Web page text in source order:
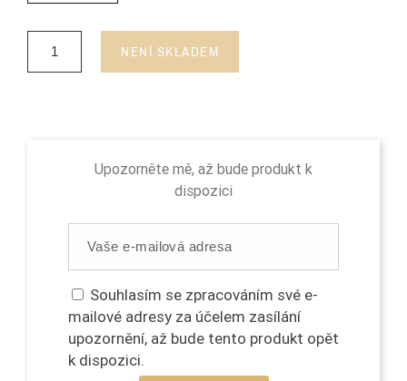
NENÍ SKLADEM
Upozorněte mě, až bude produkt k
dispozici
Souhlasím se zpracováním své e-
mailové adresy za účelem zasílání
upozornění, až bude tento produkt opět
k dispozici.